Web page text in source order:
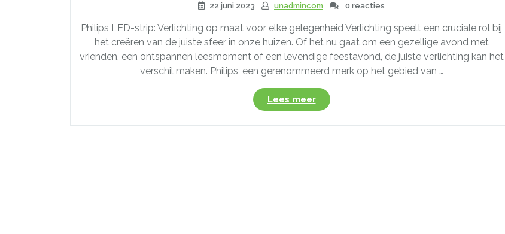
22 juni 2023 unadmincom 0 reacties
Philips LED-strip: Verlichting op maat voor elke gelegenheid Verlichting speelt een cruciale rol bij
het creëren van de juiste sfeer in onze huizen. Of het nu gaat om een gezellige avond met
vrienden, een ontspannen leesmoment of een levendige feestavond, de juiste verlichting kan het
verschil maken. Philips, een gerenommeerd merk op het gebied van …
Lees meer“Creëer
de
perfecte